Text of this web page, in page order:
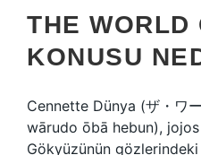
THE WORLD
KONUSU
Cennette Dünya (ザ・ワ
wārudo ōbā hebun),
Gökyüzünün